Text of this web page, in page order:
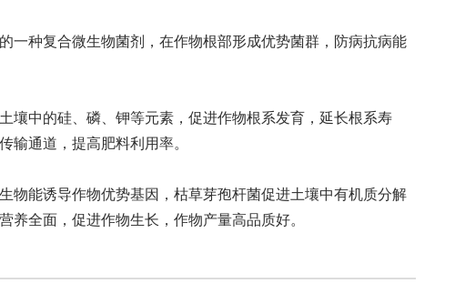
一种复合微生物菌剂，在作物根部形成优势菌群，防病抗病能
壤中的硅、磷、钾等元素，促进作物根系发育，延长根系寿
输通道，提高肥料利用率。
物能诱导作物优势基因，枯草芽孢杆菌促进土壤中有机质分解
养全面，促进作物生长，作物产量高品质好。